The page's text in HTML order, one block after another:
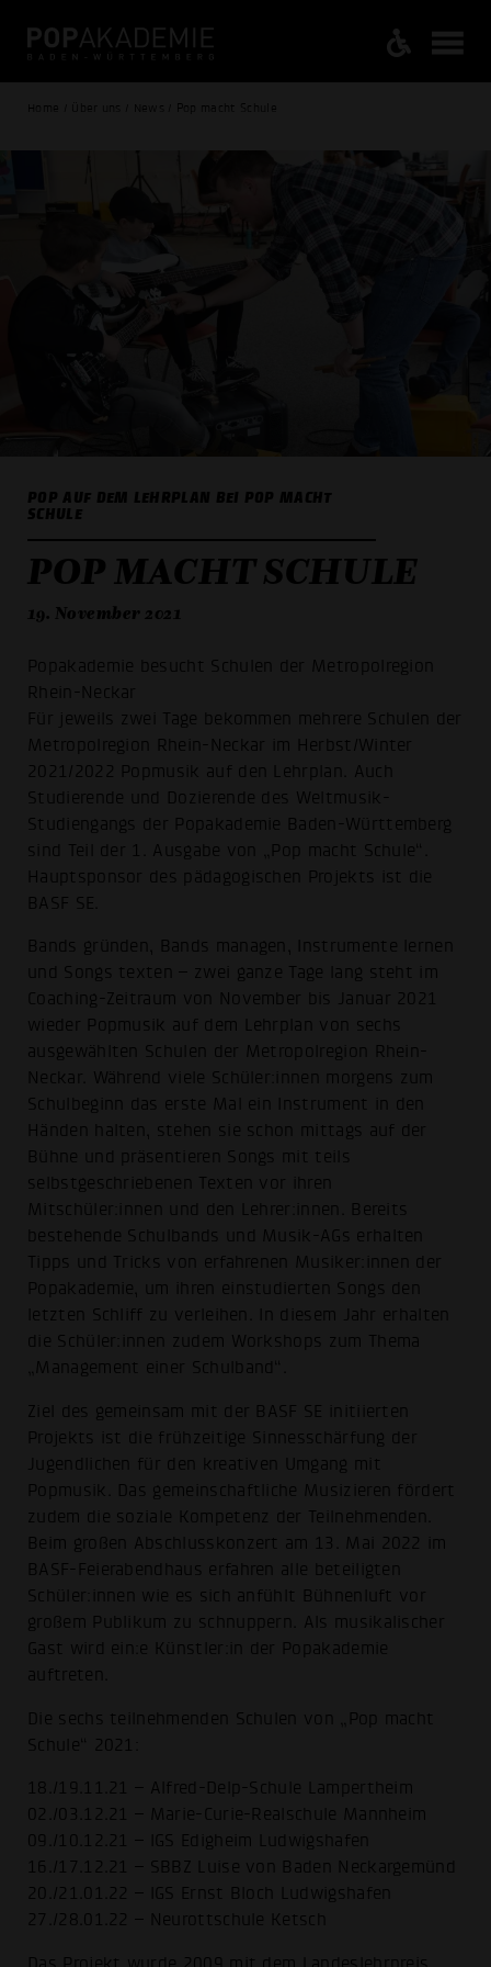
Home / Über uns / News / Pop macht Schule
POP AUF DEM LEHRPLAN BEI POP MACHT
SCHULE
POP MACHT SCHULE
19. November 2021
Popakademie besucht Schulen der Metropolregion
Rhein-Neckar
Für jeweils zwei Tage bekommen mehrere Schulen der
Metropolregion Rhein-Neckar im Herbst/Winter
2021/2022 Popmusik auf den Lehrplan. Auch
Studierende und Dozierende des Weltmusik-
Studiengangs der Popakademie Baden-Württemberg
sind Teil der 1. Ausgabe von „Pop macht Schule“.
Hauptsponsor des pädagogischen Projekts ist die
BASF SE.
Bands gründen, Bands managen, Instrumente lernen
und Songs texten – zwei ganze Tage lang steht im
Coaching-Zeitraum von November bis Januar 2021
wieder Popmusik auf dem Lehrplan von sechs
ausgewählten Schulen der Metropolregion Rhein-
Neckar. Während viele Schüler:innen morgens zum
Schulbeginn das erste Mal ein Instrument in den
Händen halten, stehen sie schon mittags auf der
Bühne und präsentieren Songs mit teils
selbstgeschriebenen Texten vor ihren
Mitschüler:innen und den Lehrer:innen. Bereits
bestehende Schulbands und Musik-AGs erhalten
Tipps und Tricks von erfahrenen Musiker:innen der
Popakademie, um ihren einstudierten Songs den
letzten Schliff zu verleihen. In diesem Jahr erhalten
die Schüler:innen zudem Workshops zum Thema
„Management einer Schulband“.
Ziel des gemeinsam mit der BASF SE initiierten
Projekts ist die frühzeitige Sinnesschärfung der
Jugendlichen für den kreativen Umgang mit
Popmusik. Das gemeinschaftliche Musizieren fördert
zudem die soziale Kompetenz der Teilnehmenden.
Beim großen Abschlusskonzert am 13. Mai 2022 im
BASF-Feierabendhaus erfahren alle beteiligten
Schüler:innen wie es sich anfühlt Bühnenluft vor
großem Publikum zu schnuppern. Als musikalischer
Gast wird ein:e Künstler:in der Popakademie
auftreten.
Die sechs teilnehmenden Schulen von „Pop macht
Schule“ 2021:
18./19.11.21 – Alfred-Delp-Schule Lampertheim
02./03.12.21 – Marie-Curie-Realschule Mannheim
09./10.12.21 – IGS Edigheim Ludwigshafen
16./17.12.21 – SBBZ Luise von Baden Neckargemünd
20./21.01.22 – IGS Ernst Bloch Ludwigshafen
27./28.01.22 – Neurottschule Ketsch